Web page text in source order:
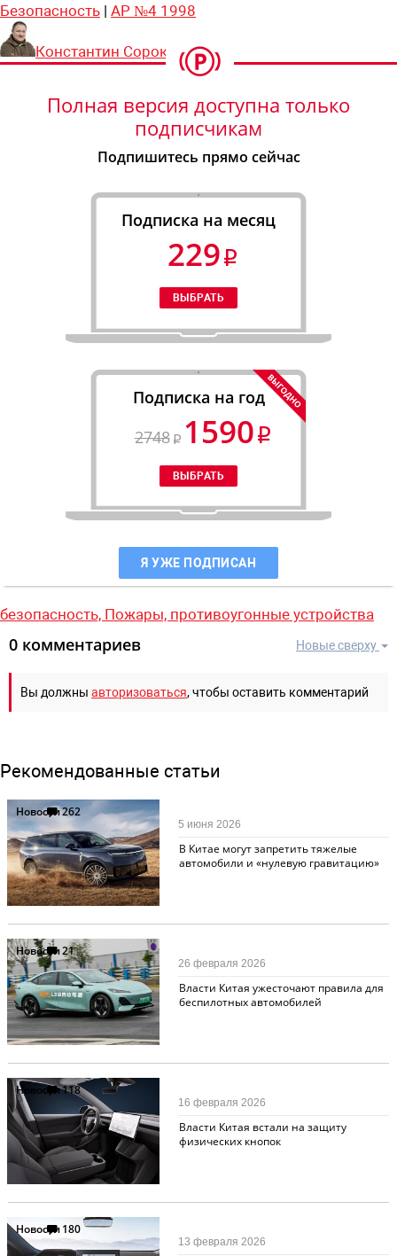
Безопасность | АР №4 1998
Константин Сорокин
Полная версия доступна только
подписчикам
Подпишитесь прямо сейчас
Подписка на месяц
229
Подписка на год
2748
1590
Я УЖЕ ПОДПИСАН
безопасность, Пожары, противоугонные устройства
Новые сверху
0 комментариев
Вы должны авторизоваться, чтобы оставить комментарий
Рекомендованные статьи
Новости262
В Китае могут запретить тяжелые
автомобили и «нулевую гравитацию»
5 июня 2026
Новости21
Власти Китая ужесточают правила для
беспилотных автомобилей
26 февраля 2026
Новости118
Власти Китая встали на защиту
физических кнопок
16 февраля 2026
Новости180
13 февраля 2026